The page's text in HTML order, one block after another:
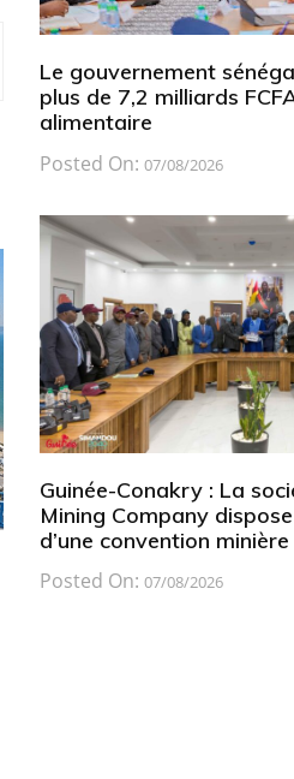
Le gouvernement
plus de 7,2 milliards
alimentaire
Posted On: 07/08/2026
Guinée-Conakry : La
Mining Company
d’une convention minière
Posted On: 07/08/2026